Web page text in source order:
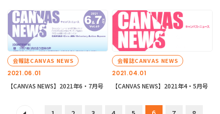
2021.06.01
会報誌CANVAS NEWS
【CANVAS NEWS】2021年6・7月号
2021.04.01
会報誌CANVAS NEWS
【CANVAS NEWS】2021年4・5月号